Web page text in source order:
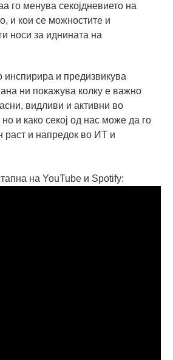
го менува секојдневието на
и кои се можностите и
носи за иднината на
и предизвикува
ни покажува колку е важно
видливи и активни во
и како секој од нас може да го
раст и напредок во ИТ и
на YouTube и Spotify: